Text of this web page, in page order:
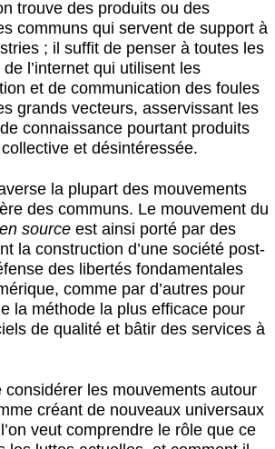
trouve des produits ou des
communs qui servent de support à
; il suffit de penser à toutes les
l’internet qui utilisent les
et de communication des foules
grands vecteurs, asservissant les
connaissance pourtant produits
et désintéressée.
la plupart des mouvements
des communs. Le mouvement du
source est ainsi porté par des
la construction d’une société post-
des libertés fondamentales
comme par d’autres pour
la méthode la plus efficace pour
de qualité et bâtir des services à
considérer les mouvements autour
créant de nouveaux universaux
veut comprendre le rôle que ce